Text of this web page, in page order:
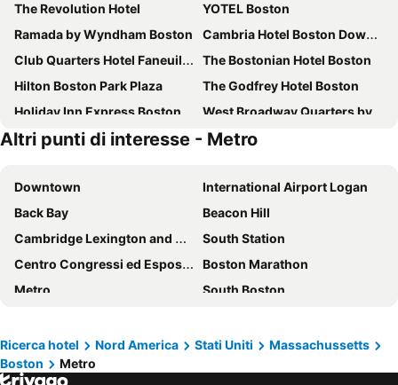
The Revolution Hotel
YOTEL Boston
Ramada by Wyndham Boston
Cambria Hotel Boston Downtown - Seaport
Club Quarters Hotel Faneuil Hall, Boston
The Bostonian Hotel Boston
Hilton Boston Park Plaza
The Godfrey Hotel Boston
Holiday Inn Express Boston By Ihg
West Broadway Quarters by Short Term Rentals Boston
DoubleTree by Hilton Hotel Boston Bayside
Eurostars The Boxer
Residence Inn Boston Downtown/South End
Residence Inn by Marriott Boston Harbor on Tudor Wharf
Fairmont Copley Plaza, Boston
The Westin Copley Place, Boston
DoubleTree by Hilton Boston - Downtown
DoubleTree Suites by Hilton Hotel Boston - Cambridge
citizenM Boston Back Bay
Moxy Boston Downtown
Le Méridien Boston Cambridge
Holiday Inn Express & Suites Boston - Cambridge By Ihg
Wyndham Boston Beacon Hill
Sheraton Boston Hotel
Hilton Boston Logan Airport
Altri punti di interesse - Metro
Downtown
International Airport Logan
Back Bay
Beacon Hill
Cambridge Lexington and Concord
South Station
Centro Congressi ed Esposizioni di Boston
Boston Marathon
Metro
South Boston
Fort Williams Park
Fenway Park
Salem Witch Museum
Ricerca hotel Nord America Stati Uniti
Massachussetts
Boston
Metro